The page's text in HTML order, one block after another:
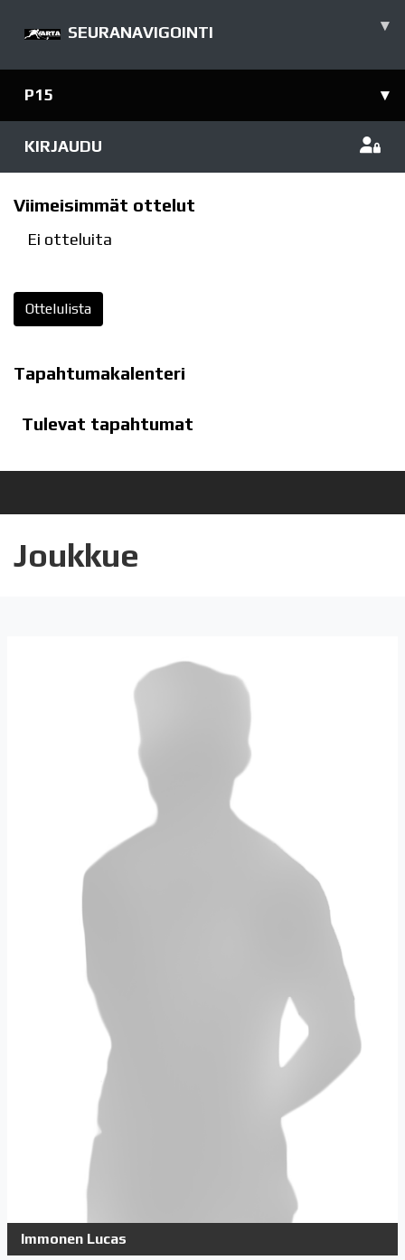
SEURANAVIGOINTI ▾
P15 ▾
KIRJAUDU
Viimeisimmät ottelut
Ei otteluita
Ottelulista
Tapahtumakalenteri
Tulevat tapahtumat
Joukkue
Immonen Lucas